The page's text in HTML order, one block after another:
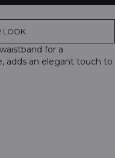
LOOK
for a
adds an elegant touch to